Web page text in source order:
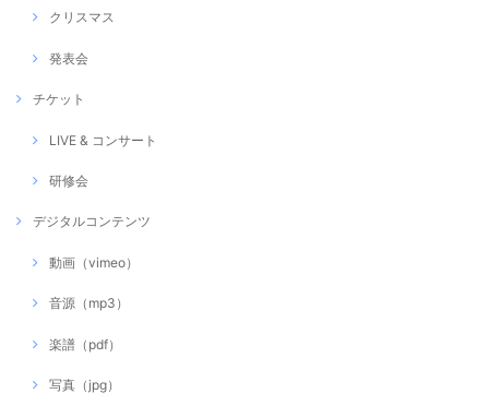
クリスマス
発表会
チケット
LIVE & コンサート
研修会
デジタルコンテンツ
動画（vimeo）
音源（mp3）
楽譜（pdf）
写真（jpg）